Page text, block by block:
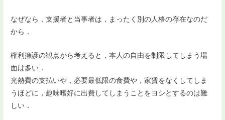
なぜなら，支援者と当事者は，まったく別の人格の存在なのだ
から．
権利擁護の観点から考えると，本人の自由を制限してしまう場
面は多い．
光熱費の支払いや，必要最低限の食費や，家賃をなくしてしま
うほどに，趣味嗜好に出費してしまうことをヨシとするのは難
しい．